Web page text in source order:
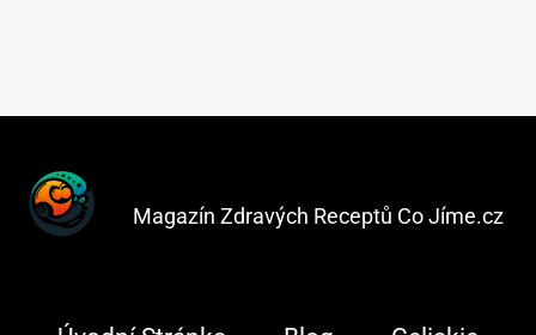
Magazín Zdravých Receptů Co Jíme.cz